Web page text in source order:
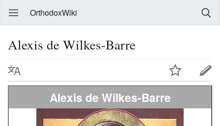
OrthodoxWiki
Alexis de Wilkes-Barre
Alexis de Wilkes-Barre